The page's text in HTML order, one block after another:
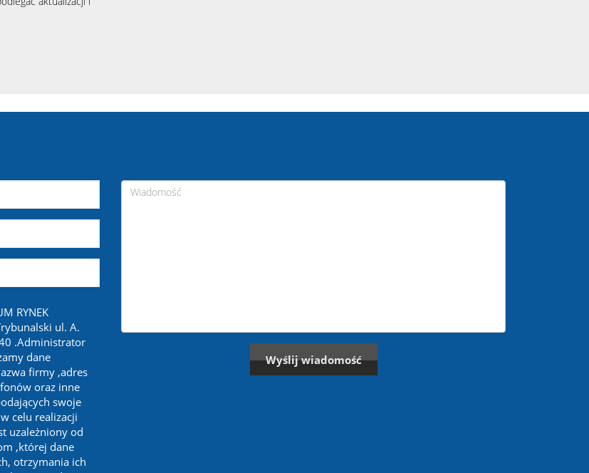
RYNEK
ul. A.
.Administrator
dane
firmy ,adres
oraz inne
swoje
celu realizacji
uzależniony od
,której dane
otrzymania ich